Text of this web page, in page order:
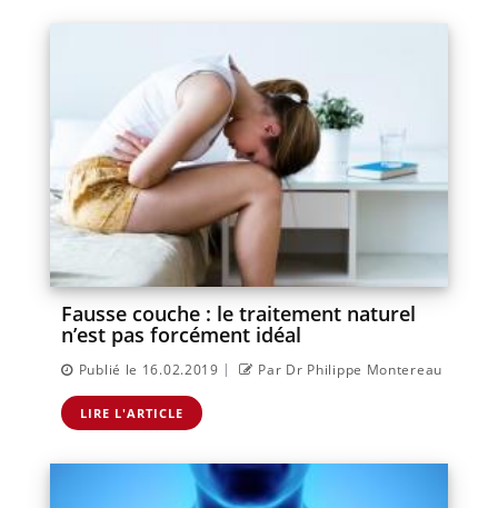
Fausse couche : le traitement naturel
n’est pas forcément idéal
Publié le 16.02.2019 | Par Dr Philippe Montereau
LIRE L'ARTICLE